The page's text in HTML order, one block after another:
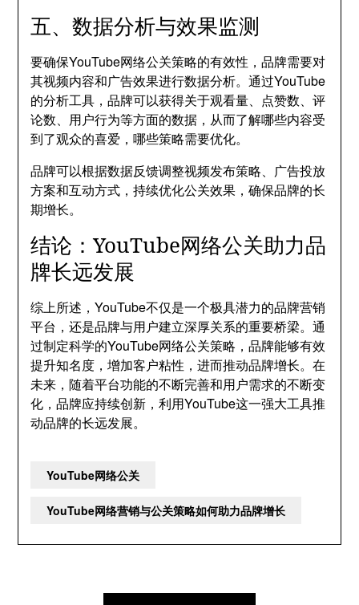
五、数据分析与效果监测
要确保YouTube网络公关策略的有效性，品牌需要对
其视频内容和广告效果进行数据分析。通过YouTube
的分析工具，品牌可以获得关于观看量、点赞数、评
论数、用户行为等方面的数据，从而了解哪些内容受
到了观众的喜爱，哪些策略需要优化。
品牌可以根据数据反馈调整视频发布策略、广告投放
方案和互动方式，持续优化公关效果，确保品牌的长
期增长。
结论：YouTube网络公关助力品
牌长远发展
综上所述，YouTube不仅是一个极具潜力的品牌营销
平台，还是品牌与用户建立深厚关系的重要桥梁。通
过制定科学的YouTube网络公关策略，品牌能够有效
提升知名度，增加客户粘性，进而推动品牌增长。在
未来，随着平台功能的不断完善和用户需求的不断变
化，品牌应持续创新，利用YouTube这一强大工具推
动品牌的长远发展。
YouTube网络公关
YouTube网络营销与公关策略如何助力品牌增长